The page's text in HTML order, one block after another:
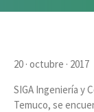
20 · octubre · 2017
SIGA Ingeniería y
Temuco, se